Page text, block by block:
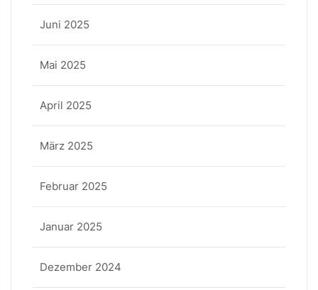
Juni 2025
Mai 2025
April 2025
März 2025
Februar 2025
Januar 2025
Dezember 2024